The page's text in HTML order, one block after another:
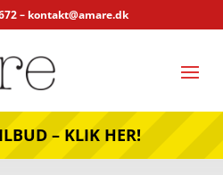
– kontakt@amare.dk
– KLIK HER!